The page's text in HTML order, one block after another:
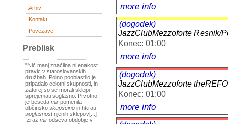
Arhiv
Kontakt
Povezave
Preblisk
"Nič manj značilna ni enakost
pravic v staroslovanskih
družbah. Polno pooblastilo je
pripadalo celotni skupnosti, in
zatorej so se morali sklepi
sprejemati soglasno. Prvotno
je beseda mir pomenila
občinsko skupščino in hkrati
soglasnostnjenih sklepov[...]
Izraz mir odseva obdobje v
more info
(dogodek)
JazzClubMezzoforte Resnik/
Konec: 01:00
more info
(dogodek)
JazzClubMezzoforte
Konec: 01:00
more info